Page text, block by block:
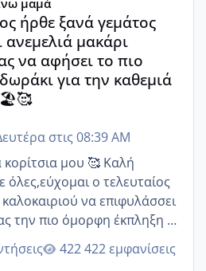
ήρθε ξανά γεμάτος
ανεμελιά μακάρι
να αφήσει το πιο
για την καθεμιά
στις 08:39 AM
μου 🥰 Καλή
όλες,εύχομαι ο τελευταίος
να επιφυλάσσει
την πιο όμορφη έκπληξη 🧿
@Παρασκευαιδου
@Christi.D.
422 εμφανίσεις